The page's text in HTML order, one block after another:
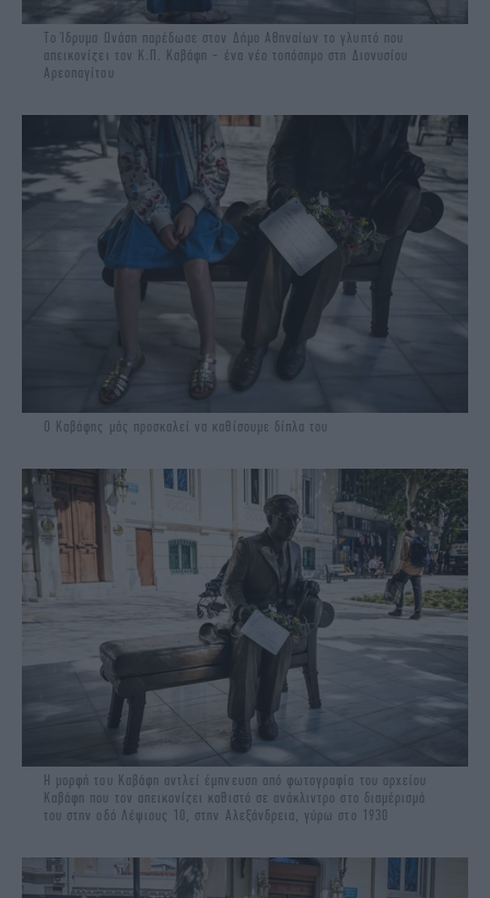
Το Ίδρυμα Ωνάση παρέδωσε στον Δήμο Αθηναίων το γλυπτό που
απεικονίζει τον Κ.Π. Καβάφη - ένα νέο τοπόσημο στη Διονυσίου
Αρεοπαγίτου
Ο Καβάφης μάς προσκαλεί να καθίσουμε δίπλα του
Η μορφή του Καβάφη αντλεί έμπνευση από φωτογραφία του αρχείου
Καβάφη που τον απεικονίζει καθιστό σε ανάκλιντρο στο διαμέρισμά
του στην οδό Λέψιους 10, στην Αλεξάνδρεια, γύρω στο 1930